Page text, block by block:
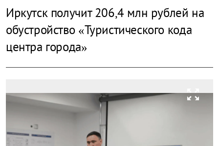
Иркутск получит 206,4 млн рублей на
обустройство «Туристического кода
центра города»
zoom_out_map